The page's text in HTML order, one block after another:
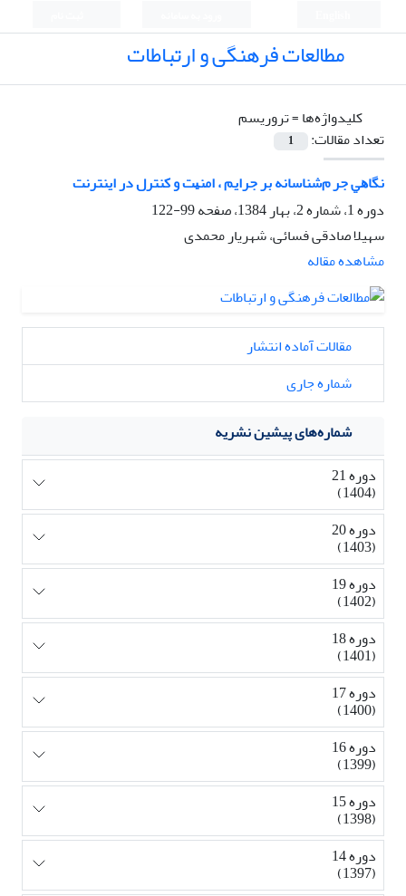
مطالعات فرهنگی و ارتباطات
کلیدواژه‌ها =ﺗﺮورﻳﺴﻢ
تعداد مقالات:
1
ﻧﮕﺎﻫﻲ ﺟﺮ مﺷﻨﺎﺳﺎﻧﻪ ﺑﺮ ﺟﺮاﻳﻢ ، اﻣﻨﻴﺖ و ﻛﻨﺘﺮل در اﻳﻨﺘﺮﻧﺖ
دوره 1، شماره 2، بهار 1384، صفحه
99-122
سهیلا صادقی فسائی، شهریار محمدی
مشاهده مقاله
مقالات آماده انتشار
شماره جاری
شماره‌های پیشین نشریه
دوره 21
(1404)
دوره 20
(1403)
دوره 19
(1402)
دوره 18
(1401)
دوره 17
(1400)
دوره 16
(1399)
دوره 15
(1398)
دوره 14
(1397)